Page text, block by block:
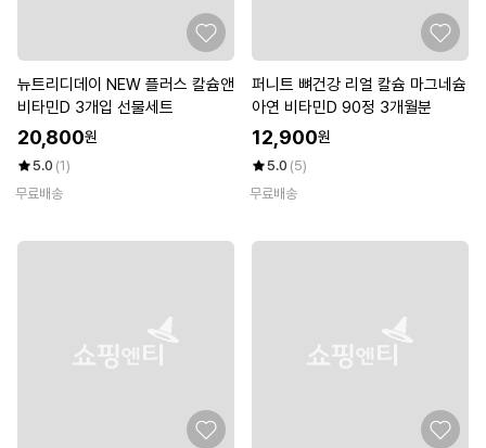
뉴트리디데이 NEW 플러스 칼슘앤
비타민D 3개입 선물세트
20,800원
5.0 (1)
무료배송
퍼니트 뼈건강 리얼 칼슘 마그네슘
아연 비타민D 90정 3개월분
12,900원
5.0 (5)
무료배송